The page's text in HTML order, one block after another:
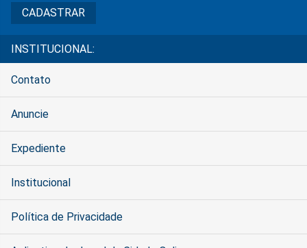
INSTITUCIONAL:
Contato
Anuncie
Expediente
Institucional
Política de Privacidade